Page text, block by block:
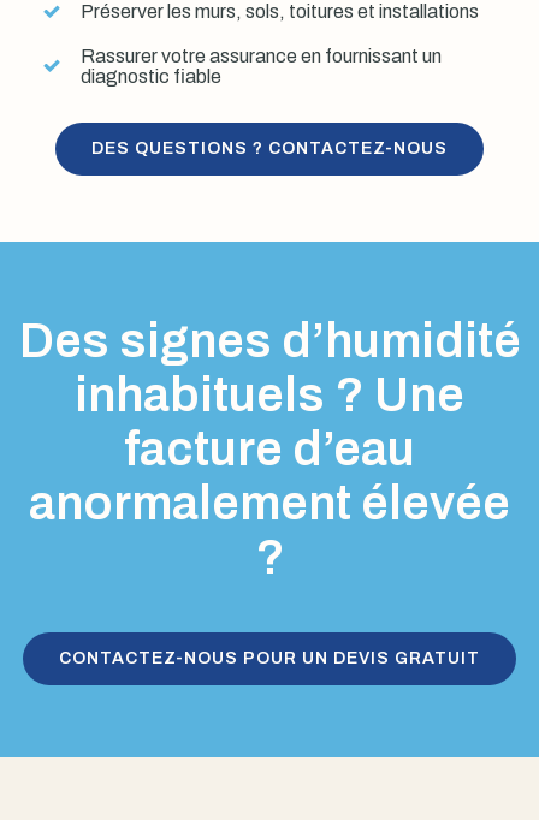
Préserver les murs, sols, toitures et installations
Rassurer votre assurance en fournissant un
diagnostic fiable
DES QUESTIONS ? CONTACTEZ-NOUS
Des signes d’humidité
inhabituels ? Une
facture d’eau
anormalement élevée
?
CONTACTEZ-NOUS POUR UN DEVIS GRATUIT